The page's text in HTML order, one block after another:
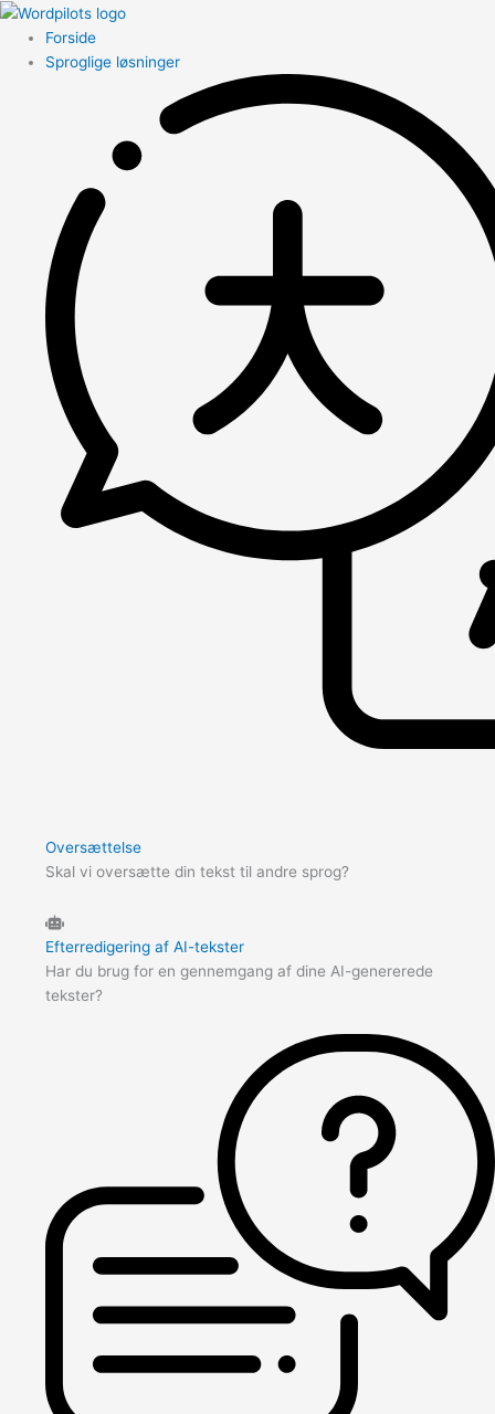
Forside
Sproglige løsninger
Oversættelse
Skal vi oversætte din tekst til andre sprog?
Efterredigering af AI-tekster
Har du brug for en gennemgang af dine AI-genererede
tekster?